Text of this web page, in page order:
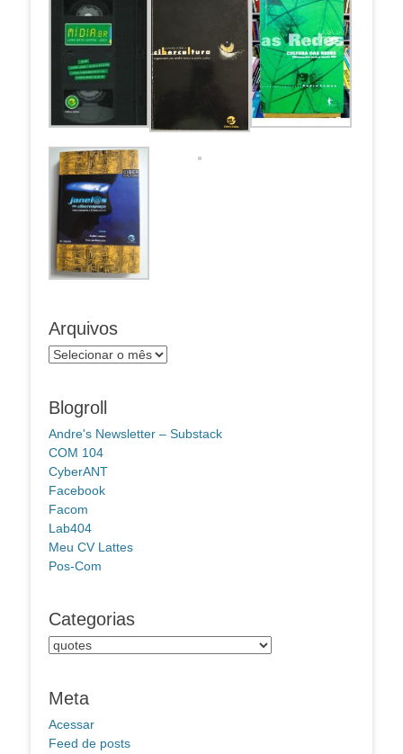
Arquivos
Arquivos
Blogroll
Andre's Newsletter – Substack
COM 104
CyberANT
Facebook
Facom
Lab404
Meu CV Lattes
Pos-Com
Categorias
Categorias
Meta
Acessar
Feed de posts